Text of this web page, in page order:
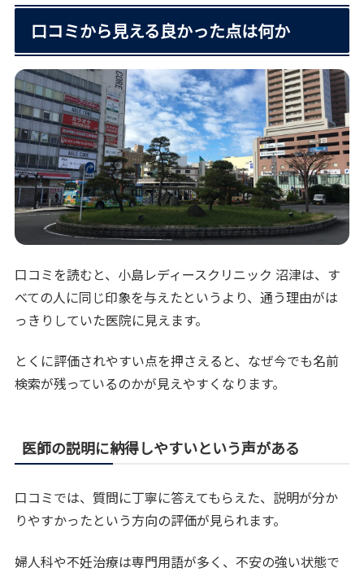
口コミから見える良かった点は何か
口コミを読むと、小島レディースクリニック 沼津は、す
べての人に同じ印象を与えたというより、通う理由がは
っきりしていた医院に見えます。
とくに評価されやすい点を押さえると、なぜ今でも名前
検索が残っているのかが見えやすくなります。
医師の説明に納得しやすいという声がある
口コミでは、質問に丁寧に答えてもらえた、説明が分か
りやすかったという方向の評価が見られます。
婦人科や不妊治療は専門用語が多く、不安の強い状態で